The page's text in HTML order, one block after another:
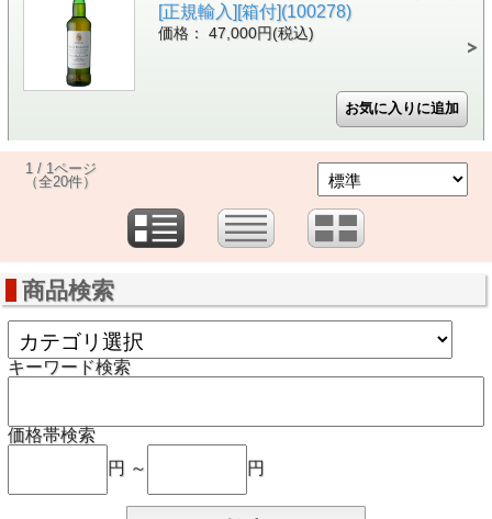
[正規輸入][箱付](100278)
価格： 47,000円(税込)
1 / 1ページ
（全20件）
商品検索
キーワード検索
価格帯検索
円 ～
円